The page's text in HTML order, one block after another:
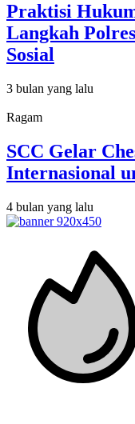
Praktisi
Langkah
Sosial
3 bulan yang lalu
Ragam
SCC Gelar
Internasional
4 bulan yang lalu